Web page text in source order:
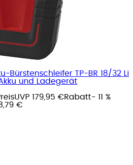
Bürstenschleifer TP-BR 18/32 Li
und Ladegerät
UVP 179,95 €Rabatt- 11 %
€